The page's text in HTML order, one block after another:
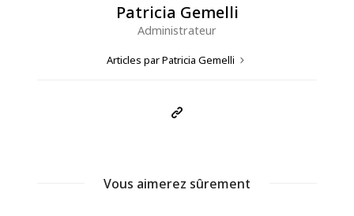
Patricia Gemelli
Administrateur
Articles par Patricia Gemelli
Vous aimerez sûrement